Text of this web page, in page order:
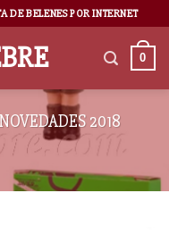
DE BELENES POR INTERNET
0
NOVEDADES 2018